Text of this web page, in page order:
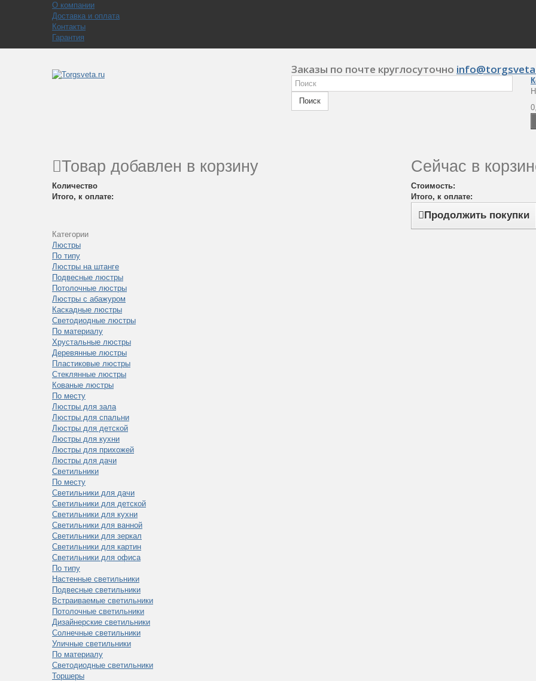
О компании
Доставка и оплата
Контакты
Гарантия
Заказы по почте круглосуточно
Поиск
Товар добавлен в корзину
Количество
Итого, к оплате:
Сейчас в
Стоимость:
Итого, к оплате:
Продолжить покупки
Категории
Люстры
По типу
Люстры на штанге
Подвесные люстры
Потолочные люстры
Люстры с абажуром
Каскадные люстры
Светодиодные люстры
По материалу
Хрустальные люстры
Деревянные люстры
Пластиковые люстры
Стеклянные люстры
Кованые люстры
По месту
Люстры для зала
Люстры для спальни
Люстры для детской
Люстры для кухни
Люстры для прихожей
Люстры для дачи
Светильники
По месту
Светильники для дачи
Светильники для детской
Светильники для кухни
Светильники для ванной
Светильники для зеркал
Светильники для картин
Светильники для офиса
По типу
Настенные светильники
Подвесные светильники
Встраиваемые светильники
Потолочные светильники
Дизайнерские светильники
Солнечные светильники
Уличные светильники
По материалу
Светодиодные светильники
Торшеры